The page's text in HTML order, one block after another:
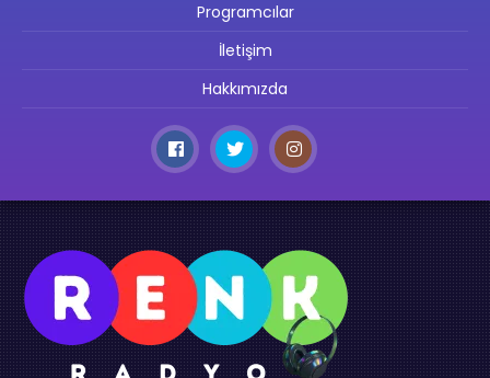
Programcılar
İletişim
Hakkımızda